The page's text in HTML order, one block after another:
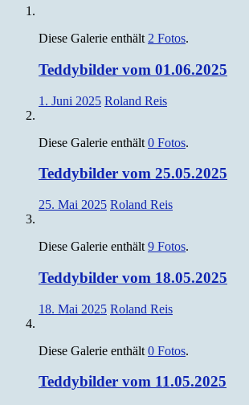
Diese Galerie enthält 2 Fotos.
Teddybilder vom 01.06.2025
1. Juni 2025 Roland Reis
Diese Galerie enthält 0 Fotos.
Teddybilder vom 25.05.2025
25. Mai 2025 Roland Reis
Diese Galerie enthält 9 Fotos.
Teddybilder vom 18.05.2025
18. Mai 2025 Roland Reis
Diese Galerie enthält 0 Fotos.
Teddybilder vom 11.05.2025